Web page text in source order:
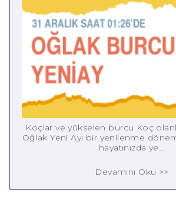
Koçlar ve yükselen burcu Koç
Oğlak Yeni Ayı bir yenilenme
hayatınızda ye...
Devamını Oku >>